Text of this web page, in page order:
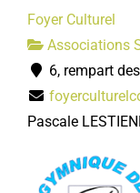
Foyer Culturel
Associations
6, rempart
Pascale